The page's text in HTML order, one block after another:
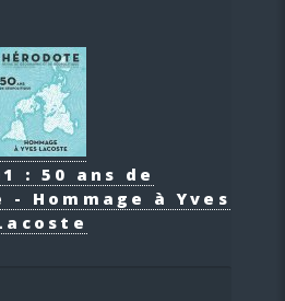
: 50 ans de
Hommage à Yves